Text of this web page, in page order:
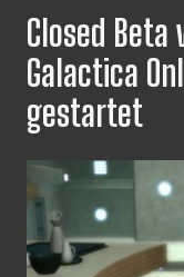
Closed
Galactica
gestartet